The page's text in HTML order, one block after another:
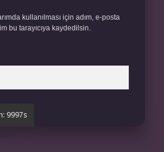
kullanılması için adım, e-posta
bu tarayıcıya kaydedilsin.